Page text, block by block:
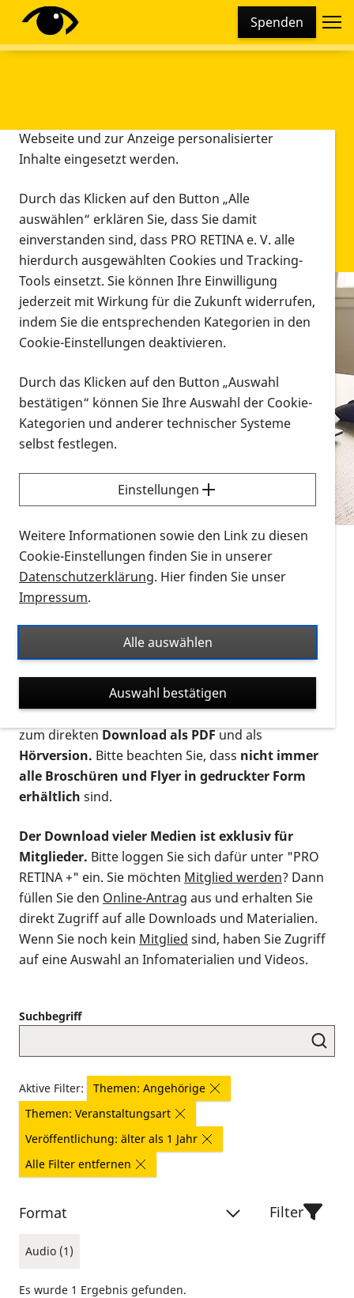
Spenden
Infomaterial
Infomaterial
Vorlesen
Alle Infomaterialien in verschiedenen
Formaten an einem Ort
Sie möchten wissen, wie Sie nach Infonmaterial
suchen und dieses bestellen bzw. herunterladen
können? Schauen Sie sich dieErklärvideos zum
Thema Infomaterial auf der PRO RETINA-Website
für blinde und sehbehinderte Menschen an.
Auf dieser Seite finden Sie sämtliches Infomaterial
Ort. Nutzen Sie den Formatfilter, um ausschließlich
nach Flyern und Broschüren, Audios oder Videos zu
suchen. Die meisten Flyer und Broschüren werden in
verschiedenen Formaten angeboten: zur
postalischen Bestellung als gedruckte Variante
zum direktenDownload als PDFund als
Hörversion. Bitte beachten Sie, dass nicht immer
alle Broschüren und Flyer in gedruckter Form
erhältlich sind.
Der Download vieler Medien ist exklusiv für
Mitglieder. Bitte loggen Sie sich dafür unter "PRO
RETINA +" ein. Sie möchten Mitglied werden? Dann
füllen Sie den Online-Antrag aus und erhalten Sie
direkt Zugriff auf alle Downloads und Materialien.
Wenn Sie noch kein Mitglied sind, haben Sie Zugriff
auf eine Auswahl an Infomaterialien und Videos.
Suchbegriff
Aktive Filter:
Themen: Angehörige
Themen: Veranstaltungsart
Veröffentlichung: älter als 1 Jahr
Alle Filter entfernen
Format
Audio (1)
Filter
Es wurde 1 Ergebnis gefunden.
Diese Webseite setzt verschiedene Cookies und
Tracking-Tools ein. Dies beinhaltet Cookies und
Webseite und zur Anzeige personalisierter
Inhalte eingesetzt werden.
Durch das Klicken auf den Button „Alle
auswählen“ erklären Sie, dass Sie damit
einverstanden sind, dass PRO RETINA e. V. alle
hierdurch ausgewählten Cookies und Tracking-
Tools einsetzt. Sie können Ihre Einwilligung
jederzeit mit Wirkung für die Zukunft widerrufen,
indem Sie die entsprechenden Kategorien in den
Cookie-Einstellungen deaktivieren.
Durch das Klicken auf den Button „Auswahl
bestätigen“ können Sie Ihre Auswahl der Cookie-
Kategorien und anderer technischer Systeme
selbst festlegen.
Einstellungen
Weitere Informationen sowie den Link zu diesen
Cookie-Einstellungen finden Sie in unserer
Datenschutzerklärung. Hier finden Sie unser
Impressum.
Alle auswählen
Auswahl bestätigen